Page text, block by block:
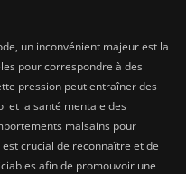
un inconvénient majeur est la
pour correspondre à des
pression peut entraîner des
et la santé mentale des
malsains pour
crucial de reconnaître et de
afin de promouvoir une